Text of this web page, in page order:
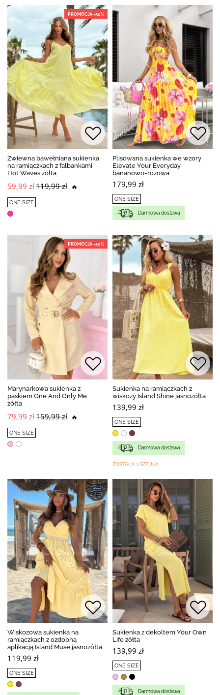
PROMOCJA -50%
Zwiewna bawełniana sukienka
na ramiączkach z falbankami
Hot Waves żółta
59,99 zł119,99 zł 🔥
ONE SIZE
Plisowana sukienka we wzory
Elevate Your Everyday
bananowo-różowa
179,99 zł
ONE SIZE
Darmowa dostawa
PROMOCJA -50%
Marynarkowa sukienka z
paskiem One And Only Me
żółta
79,99 zł159,99 zł 🔥
ONE SIZE
Sukienka na ramiączkach z
wiskozy Island Shine jasnożółta
139,99 zł
ONE SIZE
Darmowa dostawa
ZOSTAŁA 1 SZTUKA
Wiskozowa sukienka na
ramiączkach z ozdobną
aplikacją Island Muse jasnożółta
119,99 zł
ONE SIZE
Sukienka z dekoltem Your Own
Life żółta
139,99 zł
ONE SIZE
Darmowa dostawa